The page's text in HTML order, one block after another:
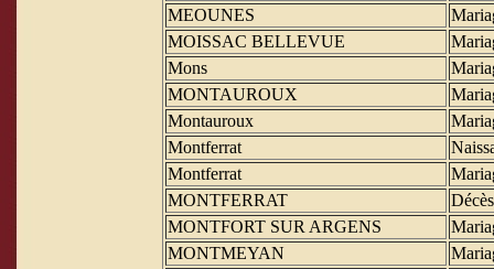
MEOUNES
MOISSAC BELLEVUE
Mons
MONTAUROUX
Montauroux
Montferrat
Montferrat
MONTFERRAT
Décès
MONTFORT SUR ARGENS
MONTMEYAN